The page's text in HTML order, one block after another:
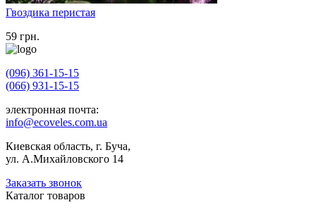
Гвоздика перистая
59 грн.
(096) 361-15-15
(066) 931-15-15
электронная почта:
info@ecoveles.com.ua
Киевская область, г. Буча,
ул. А.Михайловского 14
Заказать звонок
Каталог товаров